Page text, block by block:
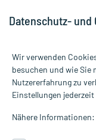
Alle Preise gelten inkl.
Informationen auf
die Untersuchung
Datenschutz-
Wir verwenden
besuchen und wie
Nutzererfahrung zu
Einstellungen jederzeit
Nähere Informationen: